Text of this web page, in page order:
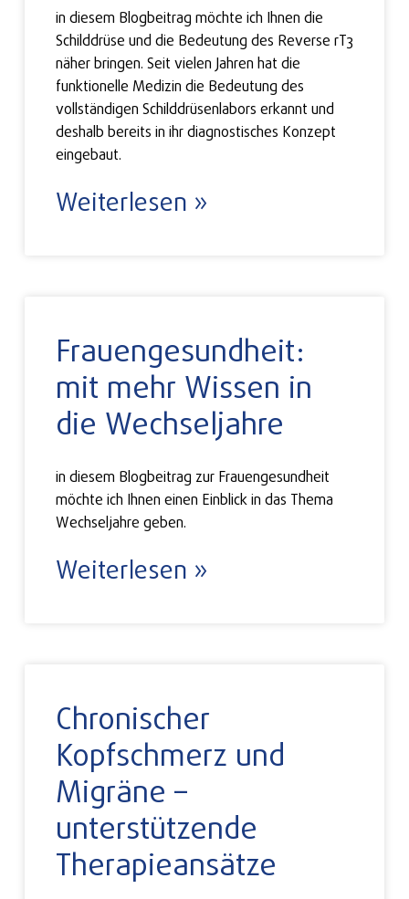
in diesem Blogbeitrag möchte ich Ihnen die
Schilddrüse und die Bedeutung des Reverse rT3
näher bringen. Seit vielen Jahren hat die
funktionelle Medizin die Bedeutung des
vollständigen Schilddrüsenlabors erkannt und
deshalb bereits in ihr diagnostisches Konzept
eingebaut.
Weiterlesen »
Frauengesundheit:
mit mehr Wissen in
die Wechseljahre
in diesem Blogbeitrag zur Frauengesundheit
möchte ich Ihnen einen Einblick in das Thema
Wechseljahre geben.
Weiterlesen »
Chronischer
Kopfschmerz und
Migräne –
unterstützende
Therapieansätze